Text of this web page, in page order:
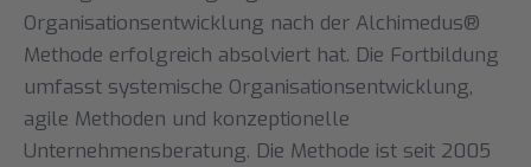
Organisationsentwicklung nach der Alchimedus®
Methode erfolgreich absolviert hat. Die Fortbildung
umfasst systemische Organisationsentwicklung,
agile Methoden und konzeptionelle
Unternehmensberatung. Die Methode ist seit 2005